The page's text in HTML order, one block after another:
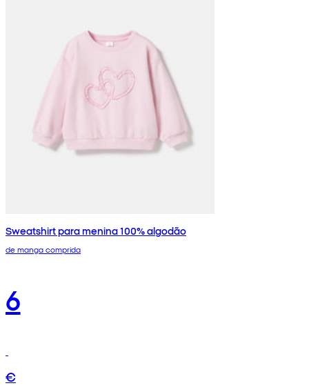
Sweatshirt para menina 100% algodão
de manga comprida
6
€